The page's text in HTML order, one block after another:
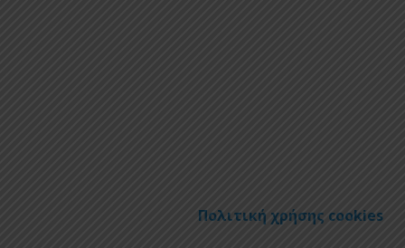
Πολιτική χρήσης cookies